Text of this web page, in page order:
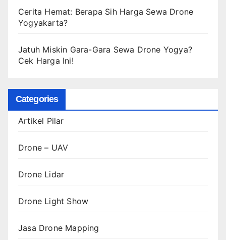
Cerita Hemat: Berapa Sih Harga Sewa Drone
Yogyakarta?
Jatuh Miskin Gara-Gara Sewa Drone Yogya?
Cek Harga Ini!
Categories
Artikel Pilar
Drone – UAV
Drone Lidar
Drone Light Show
Jasa Drone Mapping